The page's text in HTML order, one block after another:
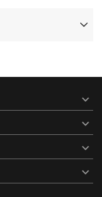



